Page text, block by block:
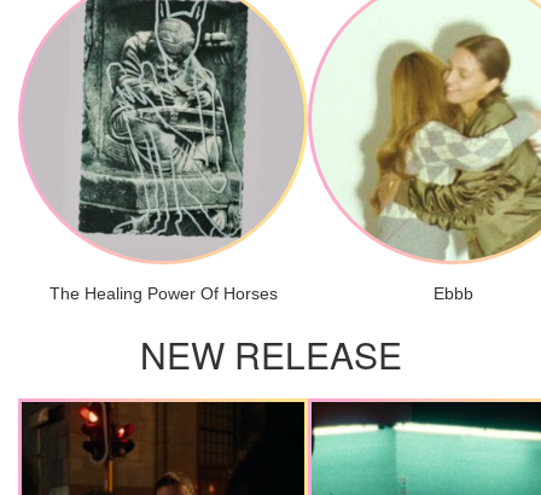
The Healing Power Of Horses Ebbb
NEW RELEASE